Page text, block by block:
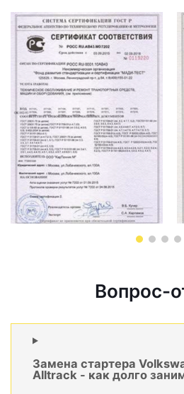
Вопрос-
Замена стартера
Alltrack - как долго